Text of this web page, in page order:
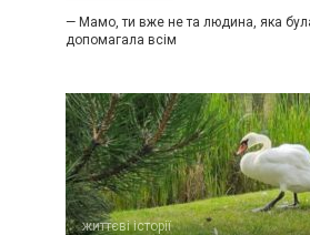
— Мамо, ти вже не та людина, яка
допомагала всім
життєві історії